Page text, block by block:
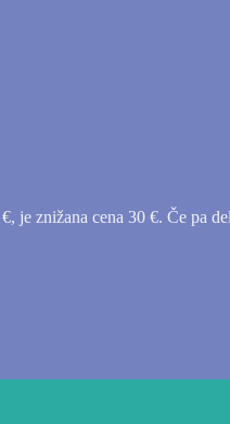
je znižana cena 30 €. Če pa